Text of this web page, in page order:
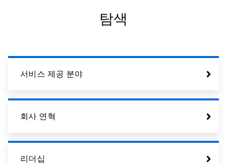
탐색
서비스 제공 분야
회사 연혁
리더십